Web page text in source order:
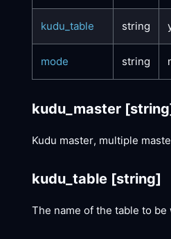
kudu_table string
mode string
kudu_master
Kudu master, multiple
kudu_table [string]
The name of the table to